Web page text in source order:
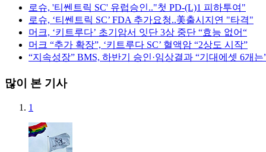
로슈, '티쎈트릭 SC' 유럽승인.."첫 PD-(L)1 피하투여"
로슈, ‘티쎈트릭 SC’ FDA 추가요청..美출시지연 "타격"
머크, ‘키트루다’ 초기암서 잇단 3상 중단 “효능 없어“
머크 “추가 확장”, ‘키트루다 SC’ 혈액암 “2상도 시작”
“지속성장” BMS, 하반기 승인·임상결과 “기대에셋 6개는
많이 본 기사
1